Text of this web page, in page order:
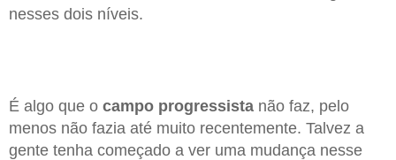
nesses dois níveis.
É algo que o campo progressista não faz, pelo
menos não fazia até muito recentemente. Talvez a
gente tenha começado a ver uma mudança nesse